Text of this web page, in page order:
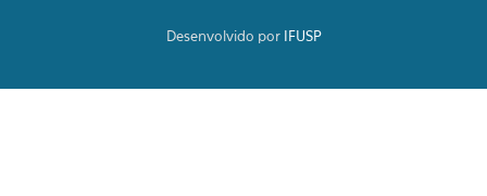
Desenvolvido por IFUSP